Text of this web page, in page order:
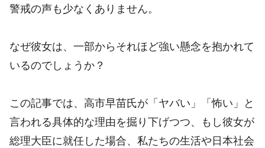
警戒の声も少なくありません。
なぜ彼女は、一部からそれほど強い懸念を抱かれて
いるのでしょうか？
この記事では、高市早苗氏が「ヤバい」「怖い」と
言われる具体的な理由を掘り下げつつ、もし彼女が
総理大臣に就任した場合、私たちの生活や日本社会